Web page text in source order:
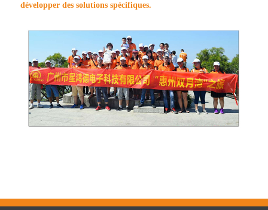
développer des solutions spécifiques.